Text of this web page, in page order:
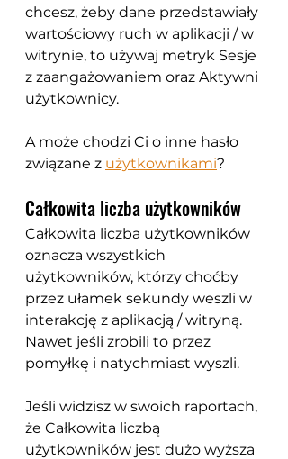
chcesz, żeby dane przedstawiały
wartościowy ruch w aplikacji / w
witrynie, to używaj metryk Sesje
z zaangażowaniem oraz Aktywni
użytkownicy.
A może chodzi Ci o inne hasło
związane z użytkownikami?
Całkowita liczba użytkowników
Całkowita liczba użytkowników
oznacza wszystkich
użytkowników, którzy choćby
przez ułamek sekundy weszli w
interakcję z aplikacją / witryną.
Nawet jeśli zrobili to przez
pomyłkę i natychmiast wyszli.
Jeśli widzisz w swoich raportach,
że Całkowita liczbą
użytkowników jest dużo wyższa